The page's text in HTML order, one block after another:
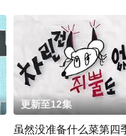
更新至12集
虽然没准备什么菜第四